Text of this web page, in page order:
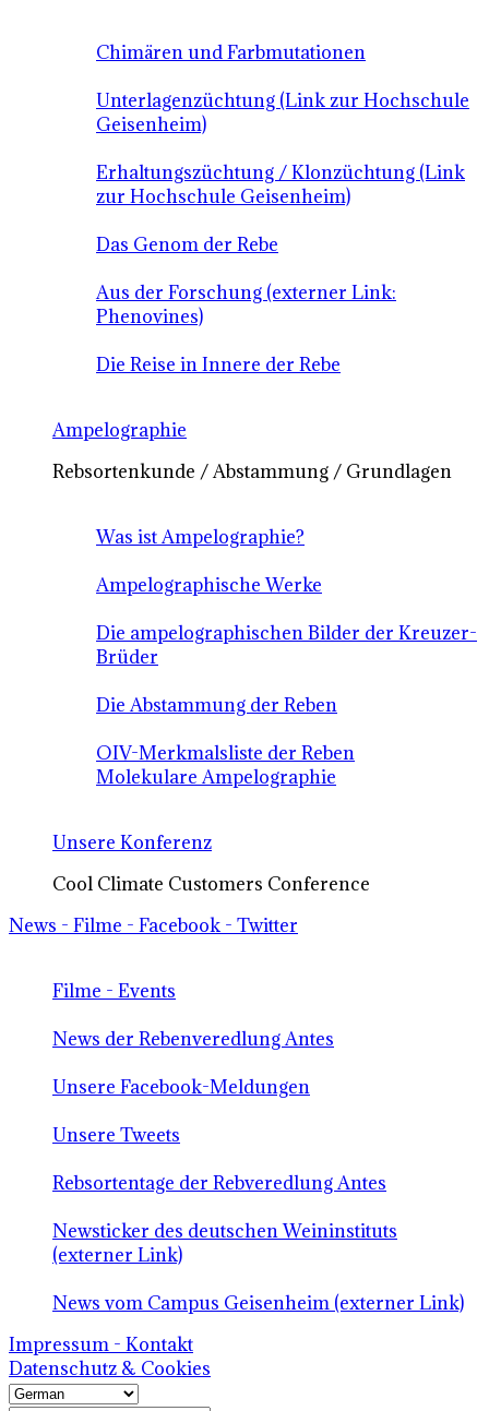
Chimären und Farbmutationen
Unterlagenzüchtung (Link zur Hochschule
Geisenheim)
Erhaltungszüchtung / Klonzüchtung (Link
zur Hochschule Geisenheim)
Das Genom der Rebe
Aus der Forschung (externer Link:
Phenovines)
Die Reise in Innere der Rebe
Ampelographie
Rebsortenkunde / Abstammung / Grundlagen
Was ist Ampelographie?
Ampelographische Werke
Die ampelographischen Bilder der Kreuzer-
Brüder
Die Abstammung der Reben
OIV-Merkmalsliste der Reben
Molekulare Ampelographie
Unsere Konferenz
Cool Climate Customers Conference
News - Filme - Facebook - Twitter
Filme - Events
News der Rebenveredlung Antes
Unsere Facebook-Meldungen
Unsere Tweets
Rebsortentage der Rebveredlung Antes
Newsticker des deutschen Weininstituts
(externer Link)
News vom Campus Geisenheim (externer Link)
Impressum - Kontakt
Datenschutz & Cookies